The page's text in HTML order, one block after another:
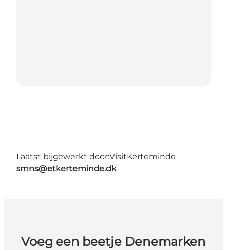
Laatst bijgewerkt door:VisitKerteminde
smns@etkerteminde.dk
Voeg een beetje Denemarken